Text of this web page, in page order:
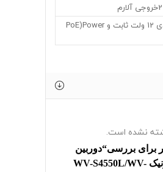
•کار با ولتاژ ورودی 12 ولت ثابت و PoE)Power
نشده است.
برای بررسی“دوربین
پاناروما پاناسونیک WV-S4550L/WV-